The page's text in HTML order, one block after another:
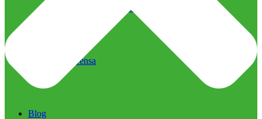
Segurança na Harmonização
Imprensa
Blog